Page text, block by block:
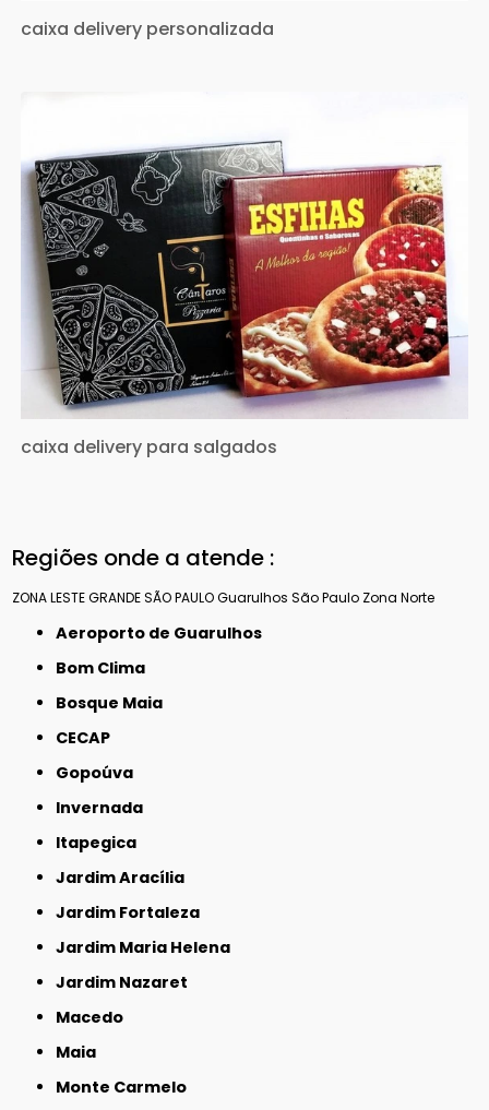
caixa delivery personalizada
caixa delivery para salgados
Regiões onde a atende :
ZONA LESTEGRANDE SÃO PAULOGuarulhos São Paulo Zona Norte
Aeroporto de Guarulhos
Bom Clima
Bosque Maia
CECAP
Gopoúva
Invernada
Itapegica
Jardim Aracília
Jardim Fortaleza
Jardim Maria Helena
Jardim Nazaret
Macedo
Maia
Monte Carmelo